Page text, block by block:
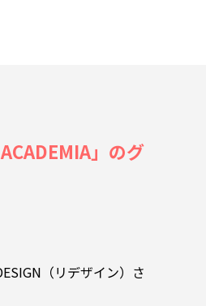
」のグ
（リデザイン）さ